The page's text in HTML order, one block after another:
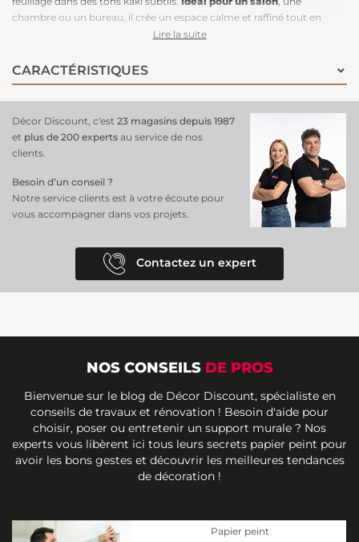
chambre ou un bureau, il crée un espace calme et raffiné tout en
ajoutant une touche végétale à votre décoration. Facile à poser, il
rapide et propre. Grâce à son raccordable à l’infini, il permet de
recouvrir de grandes surfaces sans interruption visuelle, assurant un
s’intègre parfaitement dans un intérieur contemporain.
Lire la suite
CARACTÉRISTIQUES
Décor Discount, c'est 23 magasins depuis 1987
et plus de 200 experts au service de nos
clients.
Besoin d’un conseil ?
Notre service clients est à votre écoute pour
vous accompagner dans vos projets.
Contactez un expert
NOS CONSEILS DE PROS
Bienvenue sur le blog de Décor Discount, spécialiste en
conseils de travaux et rénovation ! Besoin d'aide pour
choisir, poser ou entretenir un support murale ? Nos
experts vous libèrent ici tous leurs secrets papier peint pour
avoir les bons gestes et découvrir les meilleures tendances
de décoration !
Papier peint